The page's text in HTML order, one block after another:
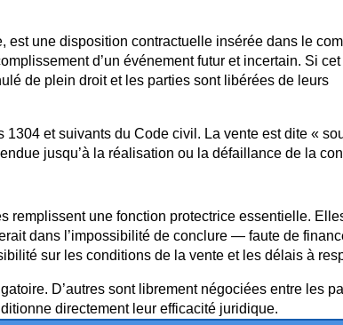
une disposition contractuelle insérée dans le
d’un événement futur et incertain. Si
de plein droit et les parties sont libérées de leurs
et suivants du Code civil. La vente est dite «
jusqu’à la réalisation ou la défaillance de la
remplissent une fonction protectrice essentielle.
dans l’impossibilité de conclure — faute de
sur les conditions de la vente et les délais à
D’autres sont librement négociées entre les
directement leur efficacité juridique.